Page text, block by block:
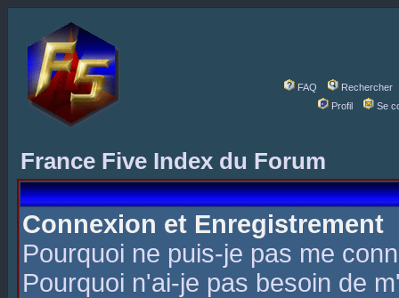
FAQ
Rechercher
Profil
Se
France Five Index du Forum
Connexion et Enregistrement
Pourquoi ne puis-je pas me
Pourquoi n'ai-je pas besoin de